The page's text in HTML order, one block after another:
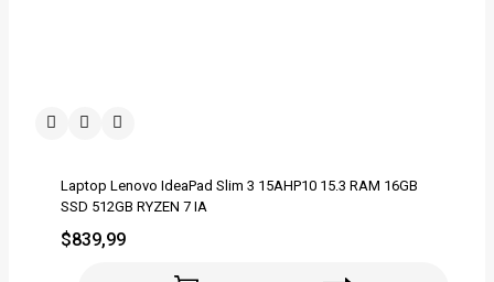
Laptop Lenovo IdeaPad Slim 3 15AHP10 15.3 RAM 16GB
SSD 512GB RYZEN 7 IA
$839,99